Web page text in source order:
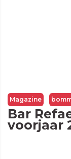
Magazine
Bar
voorjaar